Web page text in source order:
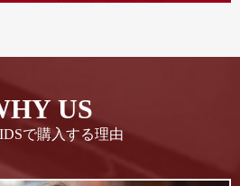
US
で購入する理由